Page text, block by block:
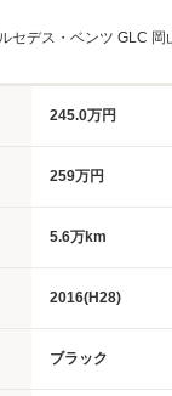
セデス・ベンツ GLC 岡
245.0万円
259万円
5.6万km
2016(H28)
ブラック